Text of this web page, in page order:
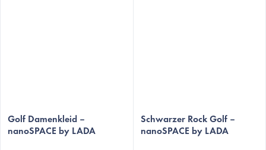
Golf Damenkleid –
nanoSPACE by LADA
durchschnittliche
Produktbewertung
Schwarzer Rock Golf –
nanoSPACE by LADA